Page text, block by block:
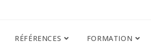
RÉFÉRENCES FORMATION